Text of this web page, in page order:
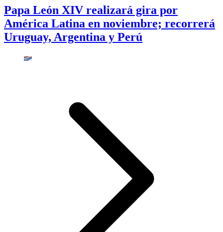
Papa León XIV realizará gira por
América Latina en noviembre; recorrerá
Uruguay, Argentina y Perú